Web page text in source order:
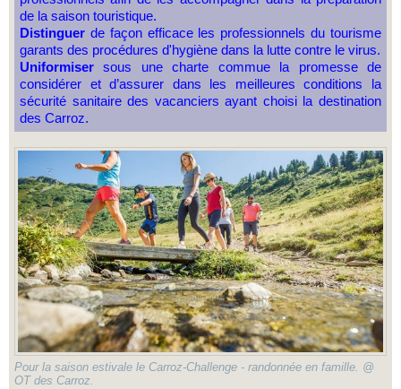
de la saison touristique.
Distinguer de façon efficace les professionnels du tourisme
garants des procédures d'hygiène dans la lutte contre le virus.
Uniformiser sous une charte commue la promesse de
considérer et d’assurer dans les meilleures conditions la
sécurité sanitaire des vacanciers ayant choisi la destination
des Carroz.
Pour la saison estivale le Carroz-Challenge - randonnée en famille. @
OT des Carroz.